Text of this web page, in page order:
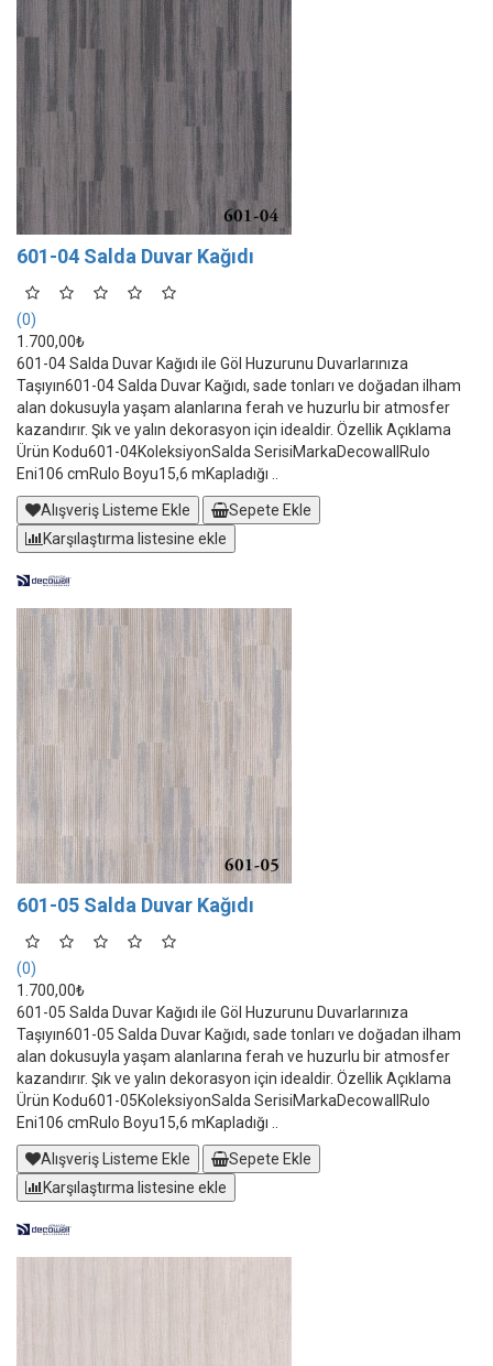
601-04 Salda Duvar Kağıdı
(0)
1.700,00₺
601-04 Salda Duvar Kağıdı ile Göl Huzurunu Duvarlarınıza
Taşıyın601-04 Salda Duvar Kağıdı, sade tonları ve doğadan ilham
alan dokusuyla yaşam alanlarına ferah ve huzurlu bir atmosfer
kazandırır. Şık ve yalın dekorasyon için idealdir. Özellik Açıklama
Ürün Kodu601-04KoleksiyonSalda SerisiMarkaDecowallRulo
Eni106 cmRulo Boyu15,6 mKapladığı ..
Alışveriş Listeme Ekle
Sepete Ekle
Karşılaştırma listesine ekle
601-05 Salda Duvar Kağıdı
(0)
1.700,00₺
601-05 Salda Duvar Kağıdı ile Göl Huzurunu Duvarlarınıza
Taşıyın601-05 Salda Duvar Kağıdı, sade tonları ve doğadan ilham
alan dokusuyla yaşam alanlarına ferah ve huzurlu bir atmosfer
kazandırır. Şık ve yalın dekorasyon için idealdir. Özellik Açıklama
Ürün Kodu601-05KoleksiyonSalda SerisiMarkaDecowallRulo
Eni106 cmRulo Boyu15,6 mKapladığı ..
Alışveriş Listeme Ekle
Sepete Ekle
Karşılaştırma listesine ekle